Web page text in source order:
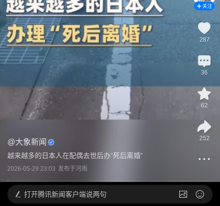
@大象新闻
越来越多的日本人在配偶去世后办“死后离婚”
2026-05-29 23:03 发布于河南
关注
287
36
62
252
打开腾讯新闻客户端说两句